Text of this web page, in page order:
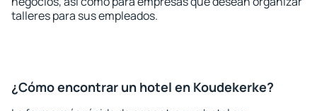
talleres para sus empleados.
¿Cómo encontrar un hotel en Koudekerke?